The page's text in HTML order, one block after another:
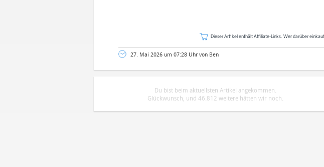
Dieser Artikel enthält Affiliate-Links. Wer darüber
27. Mai 2026 um 07:28 Uhr von Ben
Du bist beim aktuellsten Artikel angekommen.
Glückwunsch, und 46.812 weitere hätten wir noch.